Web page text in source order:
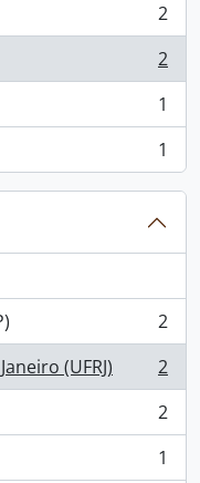
2
2
1
1
2
(UFRJ)
2
2
1